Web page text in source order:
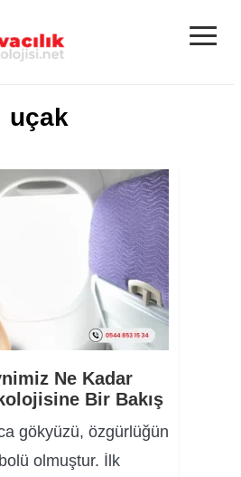
≡
uçak
Ne Kadar
Bir Bakış
gökyüzü, özgürlüğün
olmuştur. İlk